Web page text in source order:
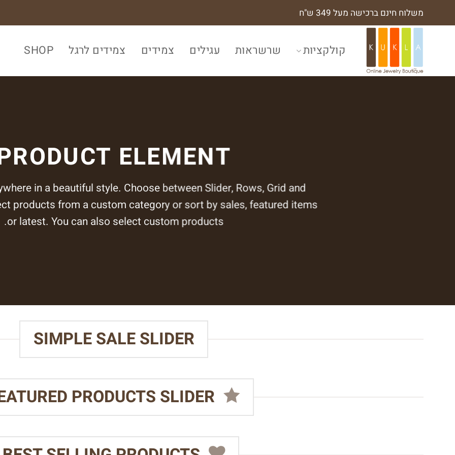
משלוח חינם ברכישה מעל 349 ש"ח
קולקציות שרשראות עגילים צמידים צמידים לרגל SHOP
ELEMENT
in a beautiful style. Choose between Slider, Rows, Grid and
products from a custom category or sort by sales, featured items
or latest. You can also select custom products.
SIMPLE SALE SLIDER
PRODUCTS SLIDER